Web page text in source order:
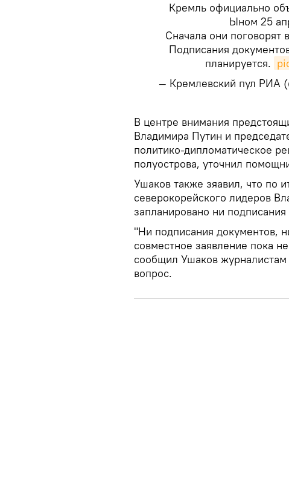
Кремль официально
Ыном 25
Сначала они поговорят
Подписания
планируется.
— Кремлевский пул РИА
В центре внимания
Владимира Путин и
политико-дипломатическое
полуострова, уточнил
Ушаков также зяавил, что по
северокорейского лидеров
запланировано ни
"Ни подписания документов,
совместное заявление пока
сообщил Ушаков журналистам
вопрос.